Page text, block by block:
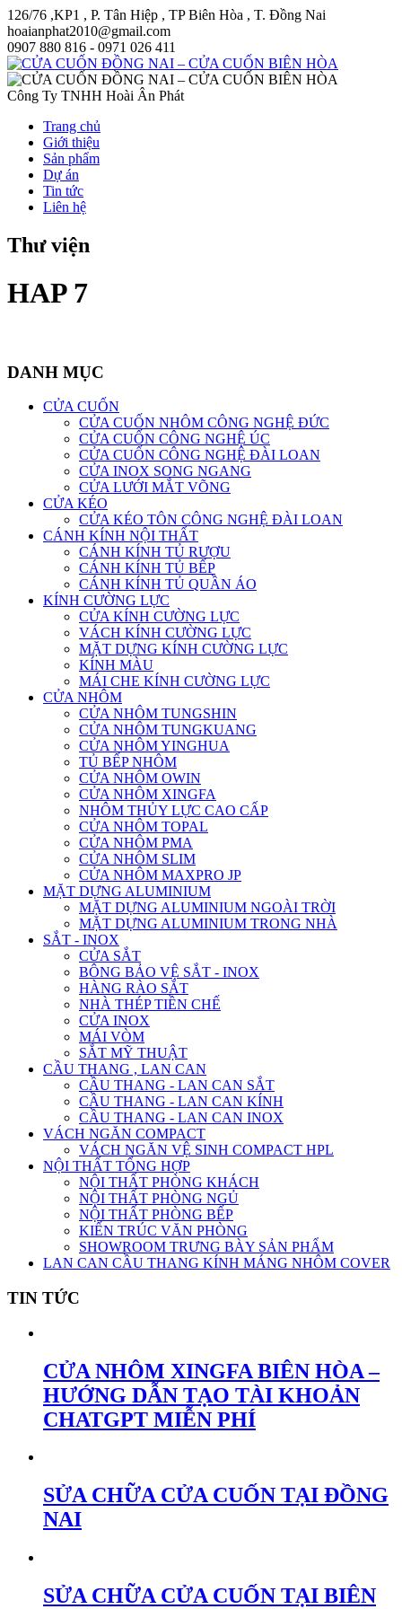
126/76 ,KP1 , P. Tân Hiệp , TP Biên Hòa , T. Đồng Nai
hoaianphat2010@gmail.com
0907 880 816 - 0971 026 411
Công Ty TNHH Hoài Ân Phát
Trang chủ
Giới thiệu
Sản phẩm
Dự án
Tin tức
Liên hệ
Thư viện
HAP 7
DANH MỤC
CỬA CUỐN
CỬA CUỐN NHÔM CÔNG NGHỆ ĐỨC
CỬA CUỐN CÔNG NGHỆ ÚC
CỬA CUỐN CÔNG NGHỆ ĐÀI LOAN
CỬA INOX SONG NGANG
CỬA LƯỚI MẮT VÕNG
CỬA KÉO
CỬA KÉO TÔN CÔNG NGHỆ ĐÀI LOAN
CÁNH KÍNH NỘI THẤT
CÁNH KÍNH TỦ RƯỢU
CÁNH KÍNH TỦ BẾP
CÁNH KÍNH TỦ QUẦN ÁO
KÍNH CƯỜNG LỰC
CỬA KÍNH CƯỜNG LỰC
VÁCH KÍNH CƯỜNG LỰC
MẶT DỰNG KÍNH CƯỜNG LỰC
KÍNH MÀU
MÁI CHE KÍNH CƯỜNG LỰC
CỬA NHÔM
CỬA NHÔM TUNGSHIN
CỬA NHÔM TUNGKUANG
CỬA NHÔM YINGHUA
TỦ BẾP NHÔM
CỬA NHÔM OWIN
CỬA NHÔM XINGFA
NHÔM THỦY LỰC CAO CẤP
CỬA NHÔM TOPAL
CỬA NHÔM PMA
CỬA NHÔM SLIM
CỬA NHÔM MAXPRO JP
MẶT DỰNG ALUMINIUM
MẶT DỰNG ALUMINIUM NGOÀI TRỜI
MẶT DỰNG ALUMINIUM TRONG NHÀ
SẮT - INOX
CỬA SẮT
BÔNG BẢO VỆ SẮT - INOX
HÀNG RÀO SẮT
NHÀ THÉP TIỀN CHẾ
CỬA INOX
MÁI VÒM
SẮT MỸ THUẬT
CẦU THANG , LAN CAN
CẦU THANG - LAN CAN SẮT
CẦU THANG - LAN CAN KÍNH
CẦU THANG - LAN CAN INOX
VÁCH NGĂN COMPACT
VÁCH NGĂN VỆ SINH COMPACT HPL
NỘI THẤT TỔNG HỢP
NỘI THẤT PHÒNG KHÁCH
NỘI THẤT PHÒNG NGỦ
NỘI THẤT PHÒNG BẾP
KIẾN TRÚC VĂN PHÒNG
SHOWROOM TRƯNG BÀY SẢN PHẨM
LAN CAN CẦU THANG KÍNH MÁNG NHÔM COVER
TIN TỨC
CỬA NHÔM XINGFA BIÊN HÒA –
HƯỚNG DẪN TẠO TÀI KHOẢN
CHATGPT MIỄN PHÍ
SỬA CHỮA CỬA CUỐN TẠI ĐỒNG
NAI
SỬA CHỮA CỬA CUỐN TẠI BIÊN